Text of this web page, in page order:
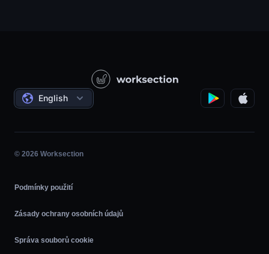
Státní / Sociální projekty
Řízení projektů
Hodina
Agilní
Dohody
English
© 2026 Worksection
Podmínky použití
Zásady ochrany osobních údajů
Správa souborů cookie